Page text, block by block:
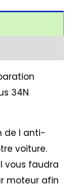
34N
de l anti-
voiture.
vous faudra
moteur afin